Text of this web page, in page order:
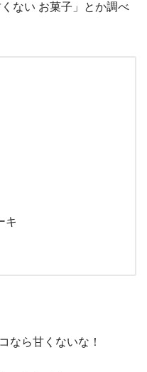
ない お菓子」とか調べ
キ
なら甘くないな！